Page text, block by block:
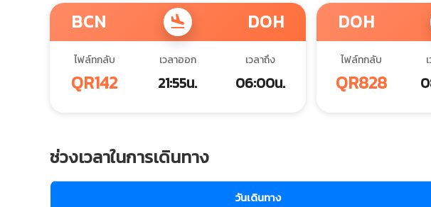
BCN flight_land DOH
ไฟล์ทกลับ
QR142
เวลาออก
21:55น.
เวลาถึง
06:00น.
DOH
ไฟล์ทกลับ
QR828
ช่วงเวลาในการเดินทาง
วันเดินทาง